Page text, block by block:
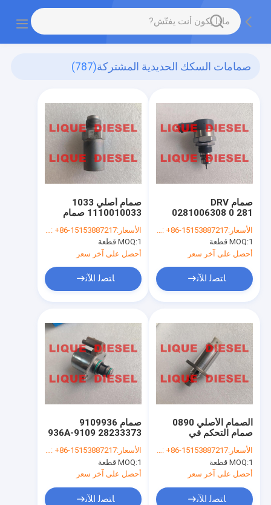
صمامات السكك الحديدية المشتركة(787)
صمام أصلي 1033
1110010033 صمام
010 033
الأسعار:whatsapp/wechat: +86-15153887217
MOQ:1 قطعة
أحصل على آخر سعر
ﺎﺘﺼﻟ ﺍﻶﻧ
صمام DRV
0281006308 0 281
006 308 281006308
CR/DRV-U S K/30S
الأسعار:whatsapp/wechat: +86-15153887217
MOQ:1 قطعة
أحصل على آخر سعر
ﺎﺘﺼﻟ ﺍﻶﻧ
صمام 9109936
28233373 9109-936A
9109-936 9109936A
9307Z532B
صمام القياس
الأسعار:whatsapp/wechat: +86-15153887217
MOQ:1 قطعة
أحصل على آخر سعر
ﺎﺘﺼﻟ ﺍﻶﻧ
الصمام الأصلي 0890
صمام التحكم في
صمام SCV 294200-
0890 2942000890
الأسعار:whatsapp/wechat: +86-15153887217
MOQ:1 قطعة
أحصل على آخر سعر
ﺎﺘﺼﻟ ﺍﻶﻧ